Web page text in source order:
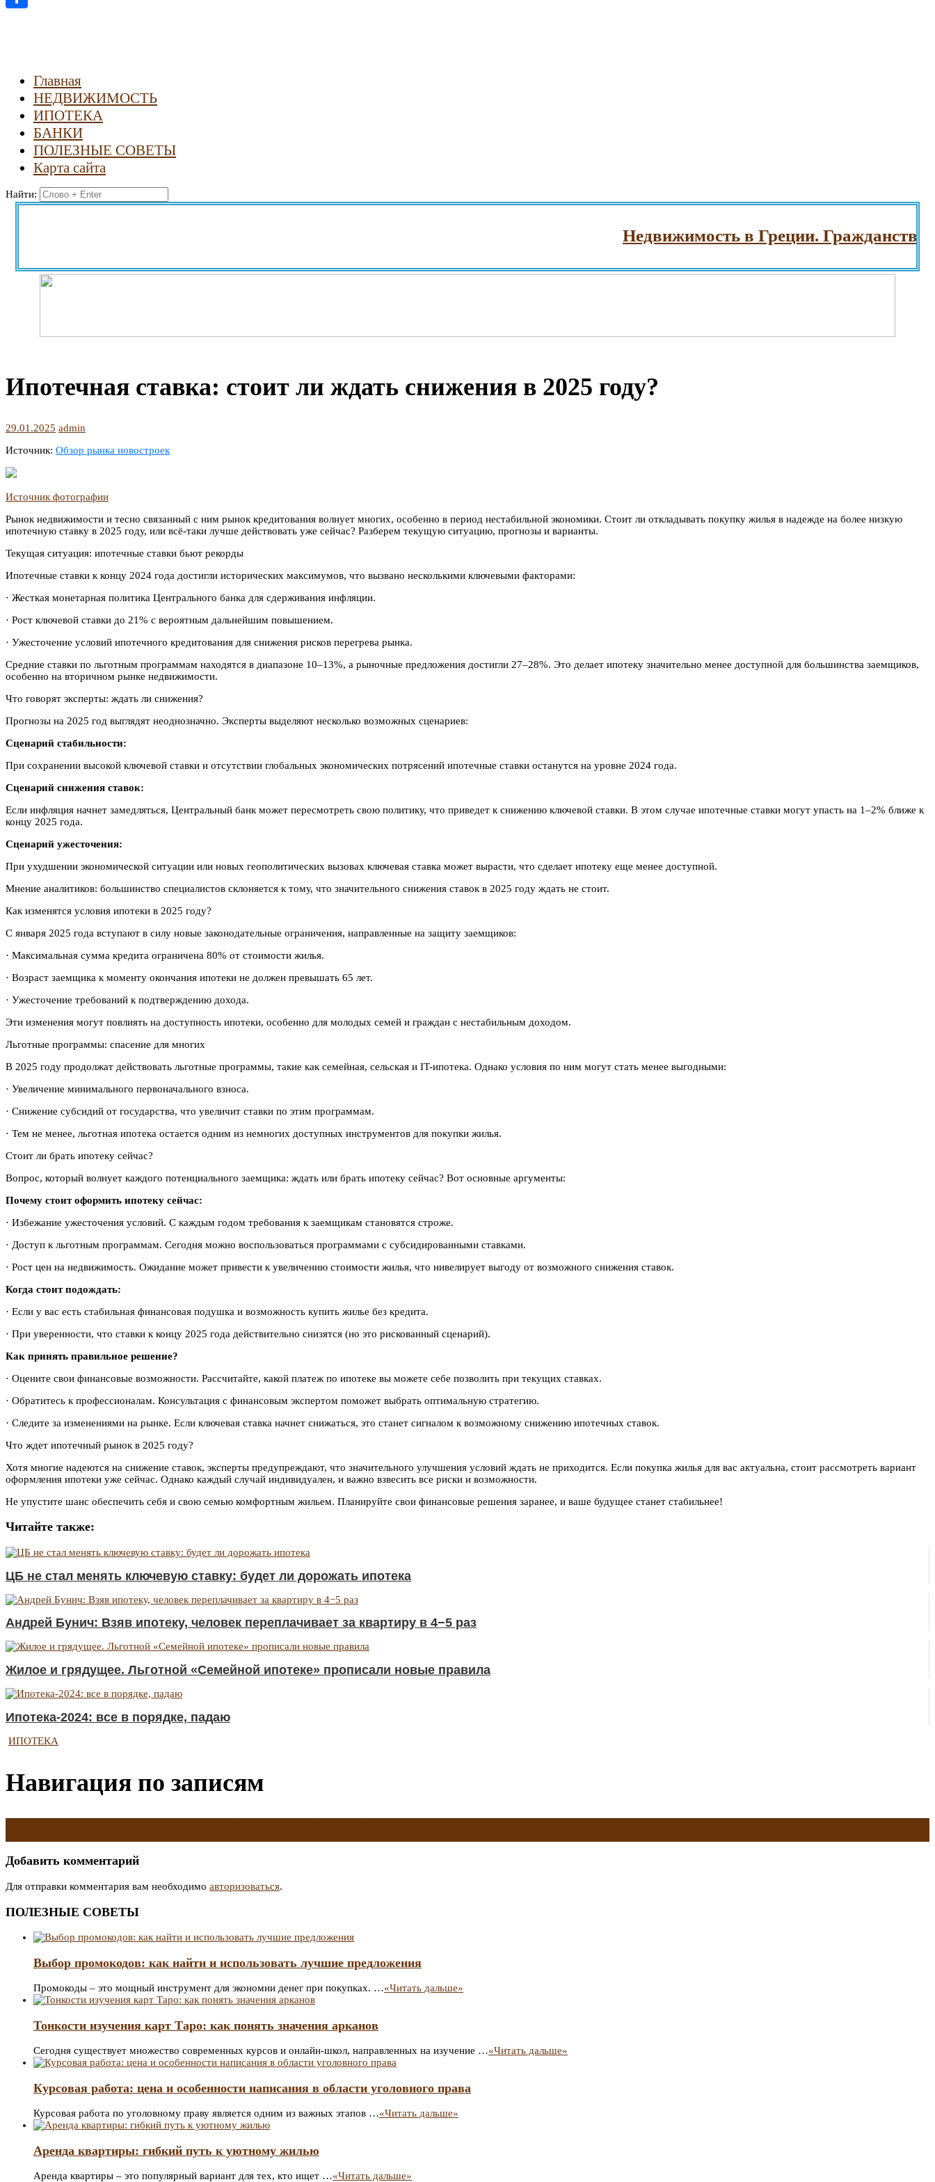
Главная
НЕДВИЖИМОСТЬ
ИПОТЕКА
БАНКИ
ПОЛЕЗНЫЕ СОВЕТЫ
Карта сайта
Найти:
Недвижимость в Греции. Гражданство
Ипотечная ставка: стоит ли ждать снижения в 2025 году?
29.01.2025 admin
Источник: Обзор рынка новостроек
Источник фотографии
Рынок недвижимости и тесно связанный с ним рынок кредитования волнует многих, особенно в период нестабильной экономики. Стоит ли откладывать покупку жилья в надежде на более низкую
ипотечную ставку в 2025 году, или всё-таки лучше действовать уже сейчас? Разберем текущую ситуацию, прогнозы и варианты.
Текущая ситуация: ипотечные ставки бьют рекорды
Ипотечные ставки к концу 2024 года достигли исторических максимумов, что вызвано несколькими ключевыми факторами:
· Жесткая монетарная политика Центрального банка для сдерживания инфляции.
· Рост ключевой ставки до 21% с вероятным дальнейшим повышением.
· Ужесточение условий ипотечного кредитования для снижения рисков перегрева рынка.
Средние ставки по льготным программам находятся в диапазоне 10–13%, а рыночные предложения достигли 27–28%. Это делает ипотеку значительно менее доступной для большинства заемщиков,
особенно на вторичном рынке недвижимости.
Что говорят эксперты: ждать ли снижения?
Прогнозы на 2025 год выглядят неоднозначно. Эксперты выделяют несколько возможных сценариев:
Сценарий стабильности:
При сохранении высокой ключевой ставки и отсутствии глобальных экономических потрясений ипотечные ставки останутся на уровне 2024 года.
Сценарий снижения ставок:
Если инфляция начнет замедляться, Центральный банк может пересмотреть свою политику, что приведет к снижению ключевой ставки. В этом случае ипотечные ставки могут упасть на 1–2% ближе к
концу 2025 года.
Сценарий ужесточения:
При ухудшении экономической ситуации или новых геополитических вызовах ключевая ставка может вырасти, что сделает ипотеку еще менее доступной.
Мнение аналитиков: большинство специалистов склоняется к тому, что значительного снижения ставок в 2025 году ждать не стоит.
Как изменятся условия ипотеки в 2025 году?
С января 2025 года вступают в силу новые законодательные ограничения, направленные на защиту заемщиков:
· Максимальная сумма кредита ограничена 80% от стоимости жилья.
· Возраст заемщика к моменту окончания ипотеки не должен превышать 65 лет.
· Ужесточение требований к подтверждению дохода.
Эти изменения могут повлиять на доступность ипотеки, особенно для молодых семей и граждан с нестабильным доходом.
Льготные программы: спасение для многих
В 2025 году продолжат действовать льготные программы, такие как семейная, сельская и IT-ипотека. Однако условия по ним могут стать менее выгодными:
· Увеличение минимального первоначального взноса.
· Снижение субсидий от государства, что увеличит ставки по этим программам.
· Тем не менее, льготная ипотека остается одним из немногих доступных инструментов для покупки жилья.
Стоит ли брать ипотеку сейчас?
Вопрос, который волнует каждого потенциального заемщика: ждать или брать ипотеку сейчас? Вот основные аргументы:
Почему стоит оформить ипотеку сейчас:
· Избежание ужесточения условий. С каждым годом требования к заемщикам становятся строже.
· Доступ к льготным программам. Сегодня можно воспользоваться программами с субсидированными ставками.
· Рост цен на недвижимость. Ожидание может привести к увеличению стоимости жилья, что нивелирует выгоду от возможного снижения ставок.
Когда стоит подождать:
· Если у вас есть стабильная финансовая подушка и возможность купить жилье без кредита.
· При уверенности, что ставки к концу 2025 года действительно снизятся (но это рискованный сценарий).
Как принять правильное решение?
· Оцените свои финансовые возможности. Рассчитайте, какой платеж по ипотеке вы можете себе позволить при текущих ставках.
· Обратитесь к профессионалам. Консультация с финансовым экспертом поможет выбрать оптимальную стратегию.
· Следите за изменениями на рынке. Если ключевая ставка начнет снижаться, это станет сигналом к возможному снижению ипотечных ставок.
Что ждет ипотечный рынок в 2025 году?
Хотя многие надеются на снижение ставок, эксперты предупреждают, что значительного улучшения условий ждать не приходится. Если покупка жилья для вас актуальна, стоит рассмотреть вариант
оформления ипотеки уже сейчас. Однако каждый случай индивидуален, и важно взвесить все риски и возможности.
Не упустите шанс обеспечить себя и свою семью комфортным жильем. Планируйте свои финансовые решения заранее, и ваше будущее станет стабильнее!
Читайте также:
ЦБ не стал менять ключевую ставку: будет ли дорожать ипотека
Андрей Бунич: Взяв ипотеку, человек переплачивает за квартиру в 4−5 раз
Жилое и грядущее. Льготной «Семейной ипотеке» прописали новые правила
Ипотека-2024: все в порядке, падаю
ИПОТЕКА
Навигация по записям
Добавить комментарий
Для отправки комментария вам необходимо авторизоваться.
ПОЛЕЗНЫЕ СОВЕТЫ
Выбор промокодов: как найти и использовать лучшие предложения
Промокоды – это мощный инструмент для экономии денег при покупках. …«Читать дальше»
Тонкости изучения карт Таро: как понять значения арканов
Сегодня существует множество современных курсов и онлайн-школ, направленных на изучение …«Читать дальше»
Курсовая работа: цена и особенности написания в области уголовного права
Курсовая работа по уголовному праву является одним из важных этапов …«Читать дальше»
Аренда квартиры: гибкий путь к уютному жилью
Аренда квартиры – это популярный вариант для тех, кто ищет …«Читать дальше»